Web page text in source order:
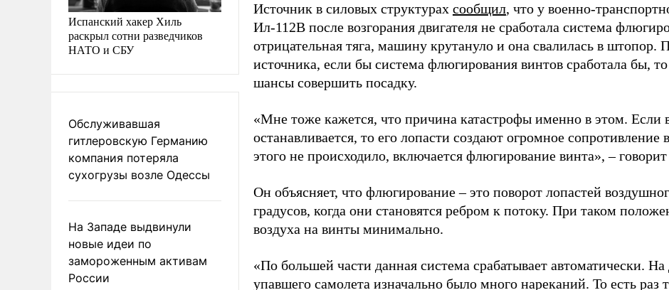
Испанский хакер Хиль
раскрыл сотни разведчиков
НАТО и СБУ
Обслуживавшая
гитлеровскую Германию
компания потеряла
сухогрузы возле Одессы
На Западе выдвинули
новые идеи по
замороженным активам
России
Источник в силовых структурах сообщил, что у военно-
Ил-112В после возгорания двигателя не сработала система
отрицательная тяга, машину крутануло и она свалилась в штопор.
источника, если бы система флюгирования винтов сработала бы,
шансы совершить посадку.
«Мне тоже кажется, что причина катастрофы именно в этом. Если
останавливается, то его лопасти создают огромное сопротивление
этого не происходило, включается флюгирование винта», –
Он объясняет, что флюгирование – это поворот лопастей
градусов, когда они становятся ребром к потоку. При таком
воздуха на винты минимально.
«По большей части данная система срабатывает автоматически. На
упавшего самолета изначально было много нареканий. То есть раз